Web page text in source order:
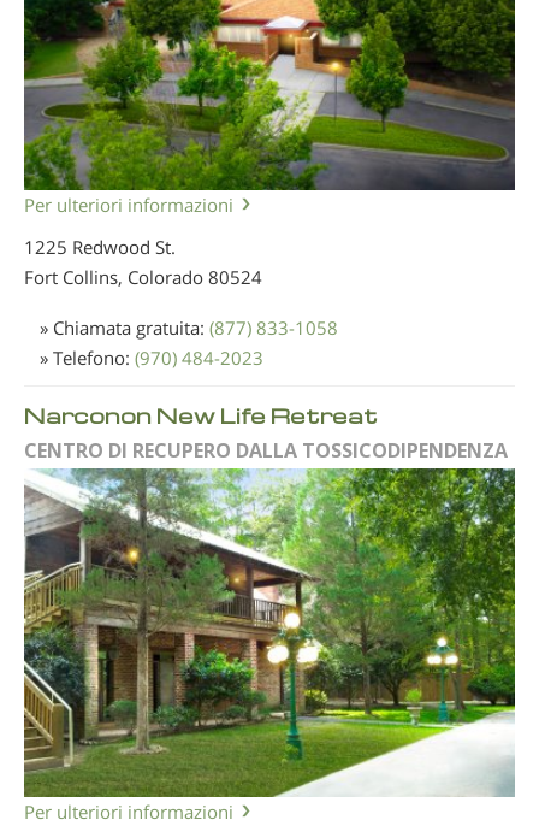
Per ulteriori informazioni
1225 Redwood St.
Fort Collins, Colorado 80524
» Chiamata gratuita: (877) 833-1058
» Telefono: (970) 484-2023
Narconon New Life Retreat
CENTRO DI RECUPERO DALLA TOSSICODIPENDENZA
Per ulteriori informazioni